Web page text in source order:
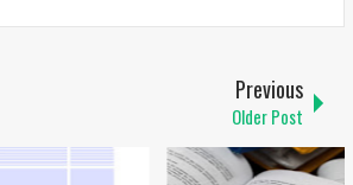
Previous
Older Post
1